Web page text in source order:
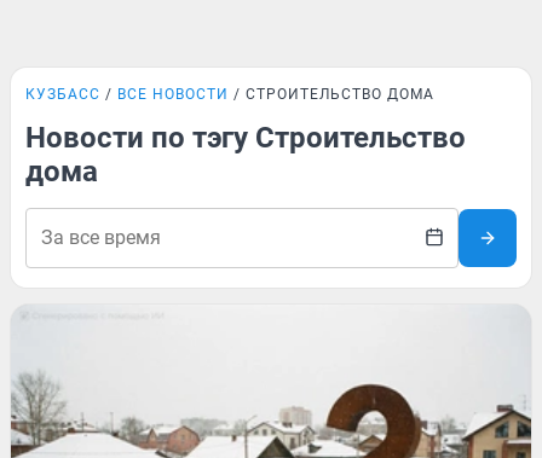
КУЗБАСС ВСЕ НОВОСТИ СТРОИТЕЛЬСТВО ДОМА
Новости по тэгу Строительство
дома